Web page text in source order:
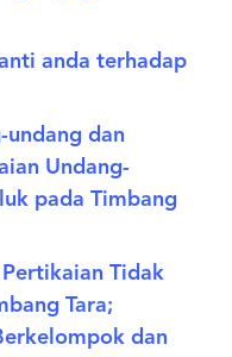
anda terhadap
undang dan
Undang-
pada Timbang
Pertikaian Tidak
Tara;
dan